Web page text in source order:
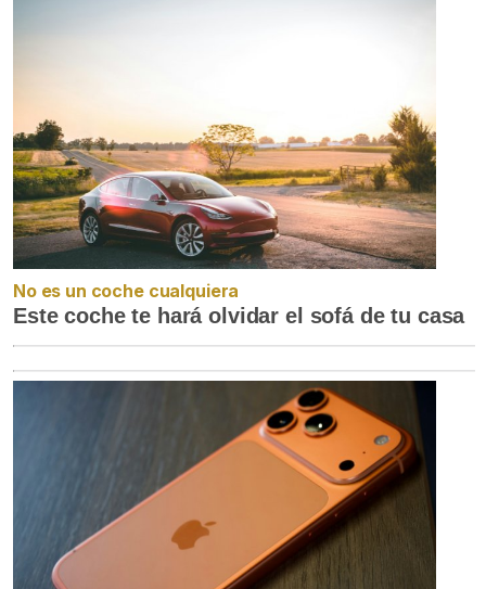
No es un coche cualquiera
Este coche te hará olvidar el sofá de tu casa